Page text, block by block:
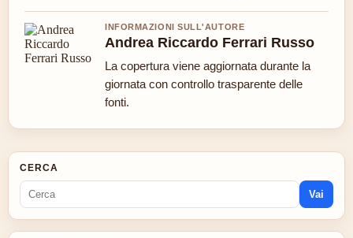
INFORMAZIONI SULL'AUTORE
Andrea Riccardo Ferrari Russo
La copertura viene aggiornata durante la
giornata con controllo trasparente delle
fonti.
CERCA
Vai